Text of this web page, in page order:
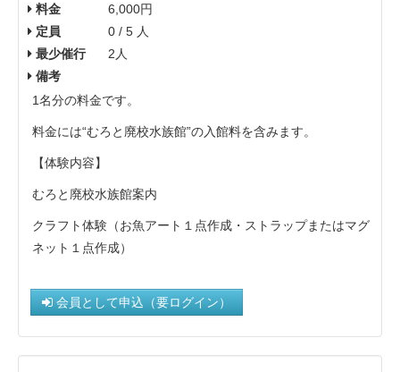
料金
6,000円
定員
0 / 5 人
最少催行
2人
備考
1名分の料金です。
料金には“むろと廃校水族館”の入館料を含みます。
【体験内容】
むろと廃校水族館案内
クラフト体験（お魚アート１点作成・ストラップまたはマグ
ネット１点作成）
会員として申込（要ログイン）